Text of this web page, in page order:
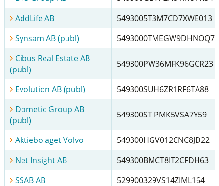
AddLife AB
5493005T3M7CD7XWE013
Synsam AB (publ)
5493000TMEGW9DHNOQ70
Cibus Real Estate AB
(publ)
549300PW36MFK96GCR23
Evolution AB (publ)
549300SUH6ZR1RF6TA88
Dometic Group AB
(publ)
549300STIPMK5VSA7Y59
Aktiebolaget Volvo
549300HGV012CNC8JD22
Net Insight AB
549300BMCT8IT2CFDH63
SSAB AB
529900329VS14ZIML164